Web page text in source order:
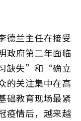
德兰主任在接受
政府第二年面临
缺失”和“确立
关注集中在高
础教育现场最紧
疫情后，越来越